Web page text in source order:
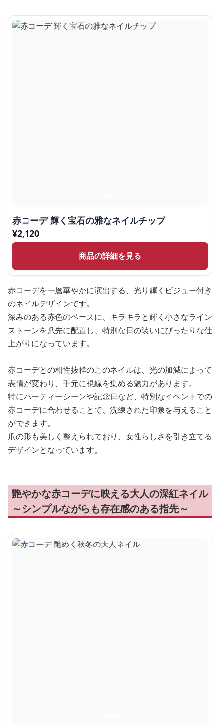
赤コーデ 輝く宝石の雅なネイルチップ
¥2,120
商品の詳細を見る
赤コーデを一層華やかに演出する、光り輝くビジュー付き
のネイルデザインです。
深みのある赤色のベースに、キラキラと輝く小さなライン
ストーンを爪先に配置し、特別な日の装いにぴったりな仕
上がりになっています。
赤コーデとの相性抜群のこのネイルは、光の加減によって
表情が変わり、手元に視線を集める魅力があります。
特にパーティーシーンや記念日など、特別なイベントでの
赤コーデに合わせることで、洗練された印象を与えること
ができます。
爪の形も美しく整えられており、女性らしさを引き立てる
デザインとなっています。
艶やかな赤コーデに映える大人の深紅ネイル
～シンプルながらも存在感のある指先～